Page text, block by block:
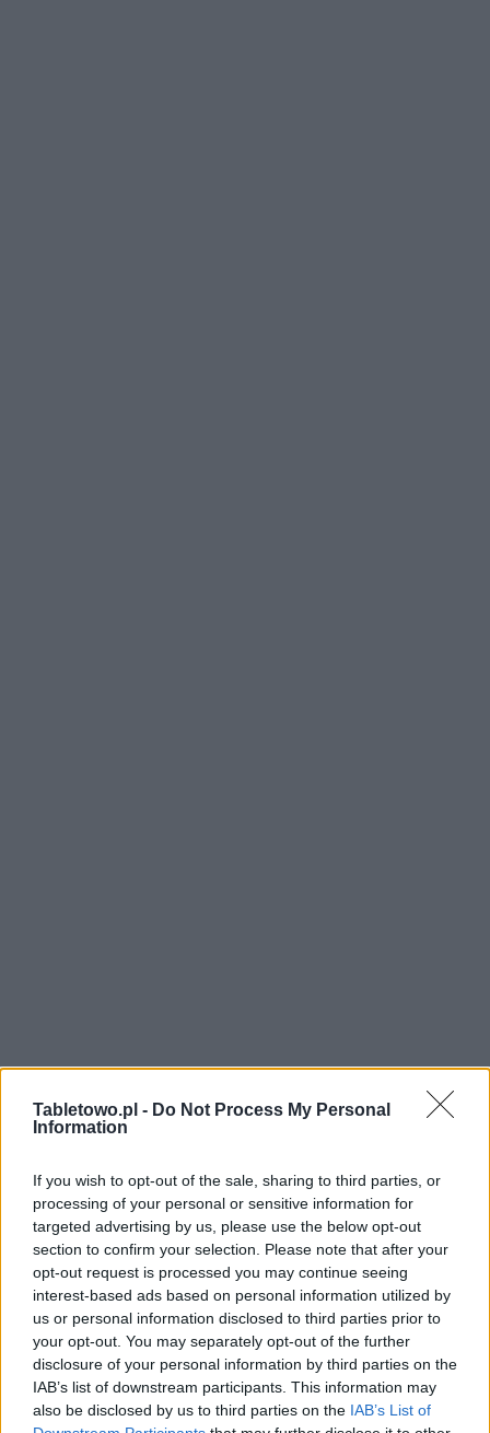
Tabletowo.pl - Do Not Process My Personal
Information
If you wish to opt-out of the sale, sharing to third parties, or
processing of your personal or sensitive information for
targeted advertising by us, please use the below opt-out
section to confirm your selection. Please note that after your
opt-out request is processed you may continue seeing
interest-based ads based on personal information utilized by
us or personal information disclosed to third parties prior to
your opt-out. You may separately opt-out of the further
disclosure of your personal information by third parties on the
IAB’s list of downstream participants. This information may
also be disclosed by us to third parties on the IAB’s List of